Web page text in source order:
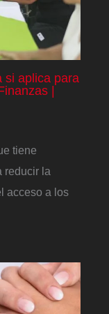
si aplica para
|
tiene
reducir la
acceso a los